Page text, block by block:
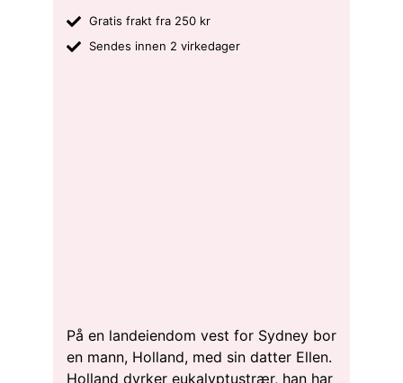
Gratis frakt fra 250 kr
Sendes innen 2 virkedager
På en landeiendom vest for Sydney bor
en mann, Holland, med sin datter Ellen.
Holland dyrker eukalyptustrær, han har